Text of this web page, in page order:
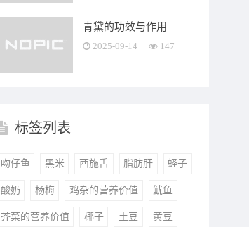
青黛的功效与作用
2025-09-14 147
标签列表
吻仔鱼 黑米 西施舌 脂肪肝 蛏子
酸奶 杨梅 鸡杂的营养价值 鱿鱼
芥菜的营养价值 椰子 土豆 黄豆